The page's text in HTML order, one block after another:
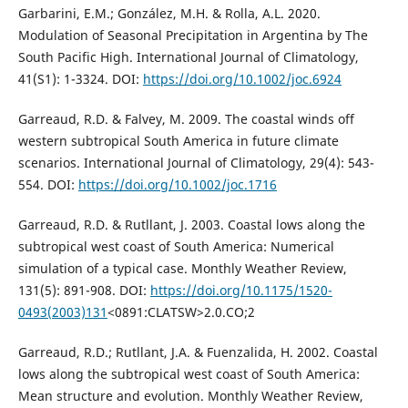
Garbarini, E.M.; González, M.H. & Rolla, A.L. 2020.
Modulation of Seasonal Precipitation in Argentina by The
South Pacific High. International Journal of Climatology,
41(S1): 1-3324. DOI: https://doi.org/10.1002/joc.6924
Garreaud, R.D. & Falvey, M. 2009. The coastal winds off
western subtropical South America in future climate
scenarios. International Journal of Climatology, 29(4): 543-
554. DOI: https://doi.org/10.1002/joc.1716
Garreaud, R.D. & Rutllant, J. 2003. Coastal lows along the
subtropical west coast of South America: Numerical
simulation of a typical case. Monthly Weather Review,
131(5): 891-908. DOI: https://doi.org/10.1175/1520-
0493(2003)131<0891:CLATSW>2.0.CO;2
Garreaud, R.D.; Rutllant, J.A. & Fuenzalida, H. 2002. Coastal
lows along the subtropical west coast of South America:
Mean structure and evolution. Monthly Weather Review,